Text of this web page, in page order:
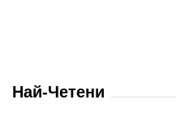
Най-Четени